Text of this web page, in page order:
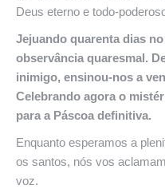
Deus eterno e todo-
Jejuando quarenta dias
observância quaresmal.
inimigo, ensinou-nos a
Celebrando agora o
para a Páscoa definitiva.
Enquanto esperamos a
os santos, nós vos
voz.